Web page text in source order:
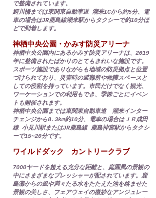
で整備されています。
鰐川橋までは東関東自動車道 潮来ICから約5分、電
車の場合はJR鹿島線潮来駅からタクシーで約10分ほ
どで到着します。
神栖中央公園・かみす防災アリーナ
神栖中央公園内にあるかみす防災アリーナは、2019
年に整備されたばかりのとてもきれいな施設です。
スポーツ施設でありながらも地域の防災拠点と位置
づけられており、災害時の避難所や救護スペースと
しての役割を持っています。市民だけでなく観光、
ワーケーションでの利用もでき、季節ごとにイベン
トも開催されます。
神栖中央公園までは東関東自動車道 潮来インター
チェンジから8.3km約10分、電車の場合はＪＲ成田
線 小見川駅またはJR鹿島線 鹿島神宮駅からタクシ
ーで15~20分です。
ワイルドダック カントリークラブ
7000ヤードを超える充分な距離と、庭園風の景観の
中にさまざまなプレッシャーが配されています。鹿
島灘からの風や満々たる水をたたえた池を絡ませた
景観の美しさ、フェアウェイの微妙なアンジュレー